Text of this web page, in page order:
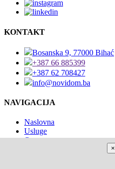
×
KONTAKT
Bosanska 9, 77000 Bihać
+387 66 885399
+387 62 708427
info@novidom.ba
NAVIGACIJA
Naslovna
Usluge
O nama